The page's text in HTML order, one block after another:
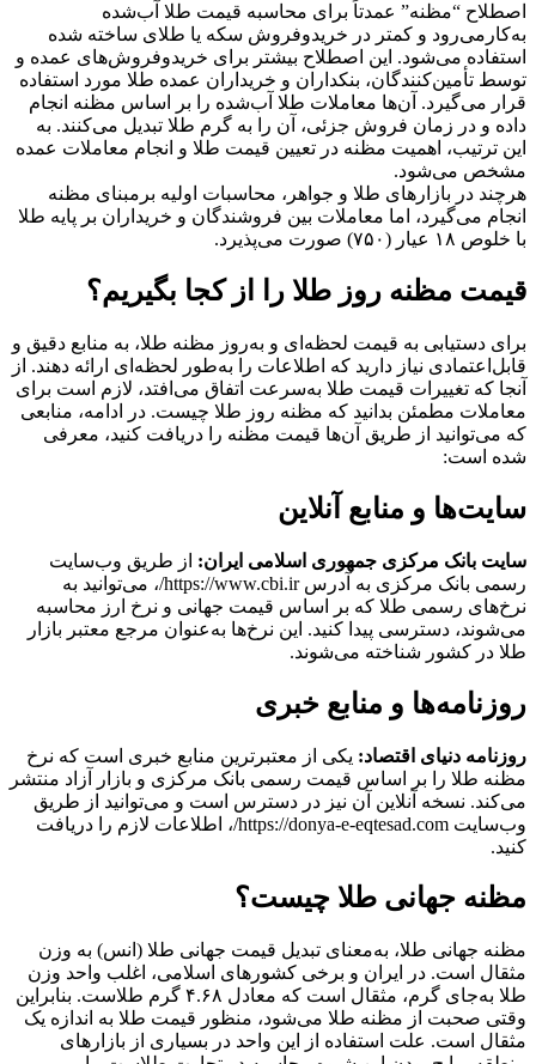
اصطلاح “مظنه” عمدتاً برای محاسبه قیمت طلا آب‌شده
به‌کار‌می‌رود و کمتر در خرید‌و‌فروش سکه یا طلای ساخته شده
استفاده می‌شود. این اصطلاح بیشتر برای خرید‌و‌فروش‌های عمده و
توسط تأمین‌کنندگان، بنکداران و خریداران عمده طلا مورد استفاده
قرار می‌گیرد. آن‌ها معاملات طلا آب‌شده را بر اساس مظنه انجام
داده و در زمان فروش جزئی، آن را به گرم طلا تبدیل می‌کنند. به
این ترتیب، اهمیت مظنه در تعیین قیمت طلا و انجام معاملات عمده
مشخص می‌شود.
هرچند در بازارهای طلا و جواهر، محاسبات اولیه بر‌مبنای مظنه
انجام می‌گیرد، اما معاملات بین فروشندگان و خریداران بر پایه طلا
با خلوص ۱۸ عیار (۷۵۰) صورت می‌پذیرد.
قیمت مظنه روز طلا را از کجا بگیریم؟
برای دستیابی به قیمت لحظه‌ای و به‌روز مظنه طلا، به منابع دقیق و
قابل‌اعتمادی نیاز دارید که اطلاعات را به‌طور لحظه‌ای ارائه دهند. از
آنجا که تغییرات قیمت طلا به‌سرعت اتفاق می‌افتد، لازم است برای
معاملات مطمئن بدانید که مظنه روز طلا چیست. در ادامه، منابعی
که می‌توانید از طریق آن‌ها قیمت مظنه را دریافت کنید، معرفی
شده است:
سایت‌ها و منابع آنلاین
سایت بانک مرکزی جمهوری اسلامی ایران: از طریق وب‌سایت
رسمی بانک مرکزی به آدرس https://www.cbi.ir/، می‌توانید به
نرخ‌های رسمی طلا که بر اساس قیمت جهانی و نرخ ارز محاسبه
می‌شوند، دسترسی پیدا کنید. این نرخ‌ها به‌عنوان مرجع معتبر بازار
طلا در کشور شناخته می‌شوند.
روزنامه‌ها و منابع خبری
روزنامه دنیای اقتصاد: یکی از معتبرترین منابع خبری است که نرخ
مظنه طلا را بر اساس قیمت رسمی بانک مرکزی و بازار آزاد منتشر
می‌کند. نسخه آنلاین آن نیز در دسترس است و می‌توانید از طریق
وب‌سایت https://donya-e-eqtesad.com/، اطلاعات لازم را دریافت
کنید.
مظنه جهانی طلا چیست؟
مظنه جهانی طلا، به‌معنای تبدیل قیمت جهانی طلا (انس) به وزن
مثقال است. در ایران و برخی کشورهای اسلامی، اغلب واحد وزن
طلا به‌جای گرم، مثقال است که معادل ۴.۶۸ گرم طلاست. بنابراین
وقتی صحبت از مظنه طلا می‌شود، منظور قیمت طلا به اندازه یک
مثقال است. علت استفاده از این واحد در بسیاری از بازارهای